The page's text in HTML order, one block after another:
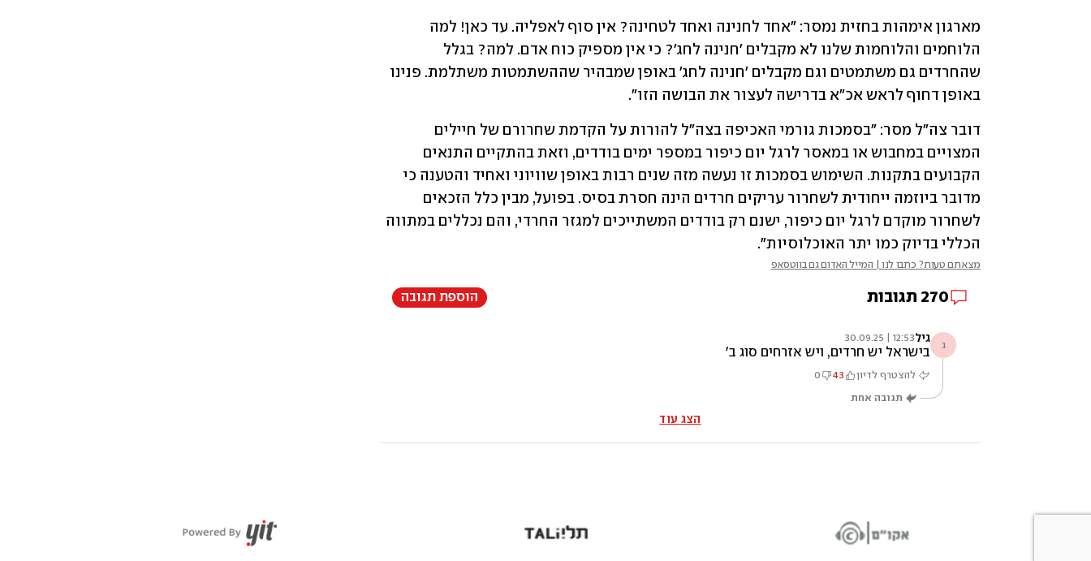
באופן דחוף לראש אכ"א בדרישה לעצור את הבושה הזו".
הכללי בדיוק כמו יתר האוכלוסיות".
מצאתם טעות? כתבו לנו | המייל האדום גם בווטסאפ
270 תגובות הוספת תגובה
ג גיל12:53 | 30.09.25
בישראל יש חרדים, ויש אזרחים סוג ב'
להצטרף לדיון 43
0
תגובה אחת
הצג עוד